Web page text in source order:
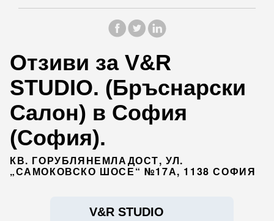
Отзиви за V&R
STUDIO. (Бръснарски
Салон) в София
(София).
КВ. ГОРУБЛЯНЕМЛАДОСТ, УЛ.
„САМОКОВСКО ШОСЕ“ №17А, 1138 СОФИЯ
V&R STUDIO